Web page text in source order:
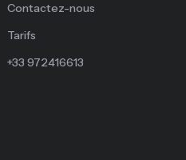
Contactez-nous
Tarifs
+33 972416613